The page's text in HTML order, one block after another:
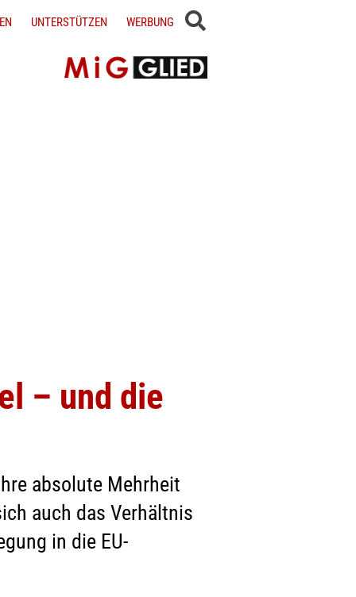
UNTERSTÜTZEN WERBUNG
– und die
absolute Mehrheit
auch das Verhältnis
in die EU-